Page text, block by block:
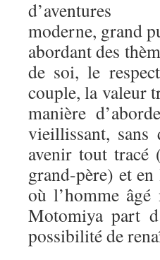
d’aventures
moderne, grand
abordant des
de soi, le
couple, la valeur
manière
vieillissant,
avenir tout
grand-père) et
où l’homme
Motomiya part
possibilité de